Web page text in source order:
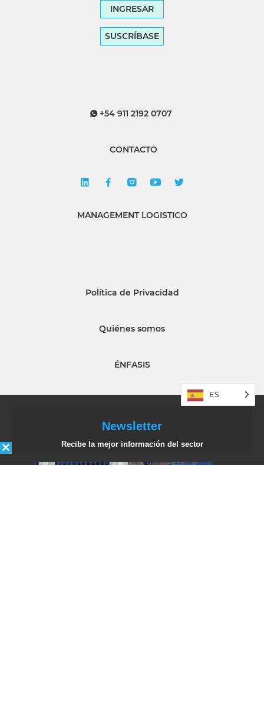
INGRESAR
SUSCRÍBASE
+54 911 2192 0707
CONTACTO
MANAGEMENT LOGISTICO
Política de Privacidad
Quiénes somos
ÉNFASIS
Newsletter
Recibe la mejor información del sector
ES